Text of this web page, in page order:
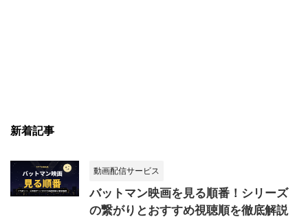
新着記事
動画配信サービス
バットマン映画を見る順番！シリーズ
の繋がりとおすすめ視聴順を徹底解説